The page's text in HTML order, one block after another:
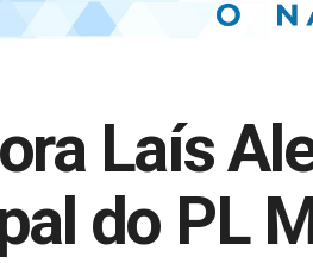
Laís
do PL